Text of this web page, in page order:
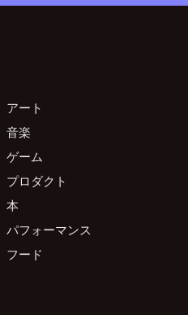
アート
音楽
ゲーム
プロダクト
本
パフォーマンス
フード